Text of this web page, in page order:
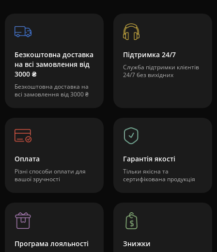
Безкоштовна доставка
на всі замовлення від
3000 ₴
Безкоштовна доставка на
всі замовлення від 3000 ₴
Підтримка 24/7
Служба підтримки клієнтів
24/7 без вихідних
Оплата
Різні способи оплати для
вашої зручності
Гарантія якості
Тільки якісна та
сертифікована продукція
Програма лояльності Знижки